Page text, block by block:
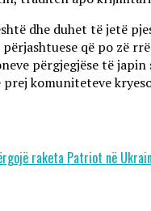
dhe duhet të jetë
që po zë
përgjegjëse të
komuniteteve
raketa Patriot në